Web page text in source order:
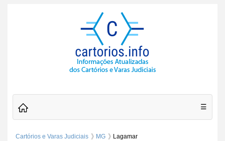
☰
Cartórios e Varas Judiciais MG Lagamar